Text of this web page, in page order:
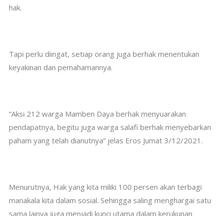
hak.
Tapi perlu diingat, setiap orang juga berhak menentukan
keyakinan dan pemahamannya.
“Aksi 212 warga Mamben Daya berhak menyuarakan
pendapatnya, begitu juga warga salafi berhak menyebarkan
paham yang telah dianutnya” jelas Eros Jumat 3/12/2021.
Menurutnya, Hak yang kita miliki 100 persen akan terbagi
manakala kita dalam sosial. Sehingga saling menghargai satu
sama lainya juga menjadi kunci utama dalam kerukunan